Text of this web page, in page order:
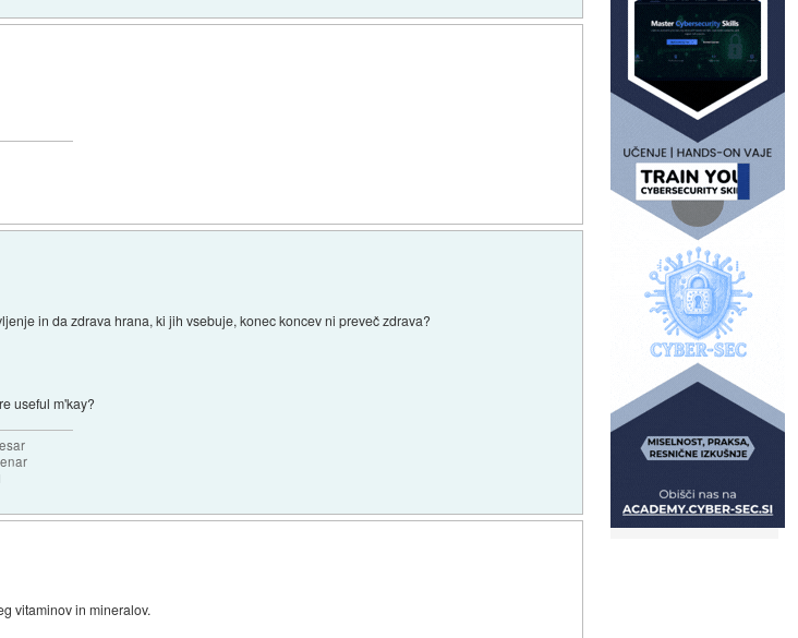
in da zdrava hrana, ki jih vsebuje, konec koncev ni preveč zdrava?
useful m'kay?
vitaminov in mineralov.